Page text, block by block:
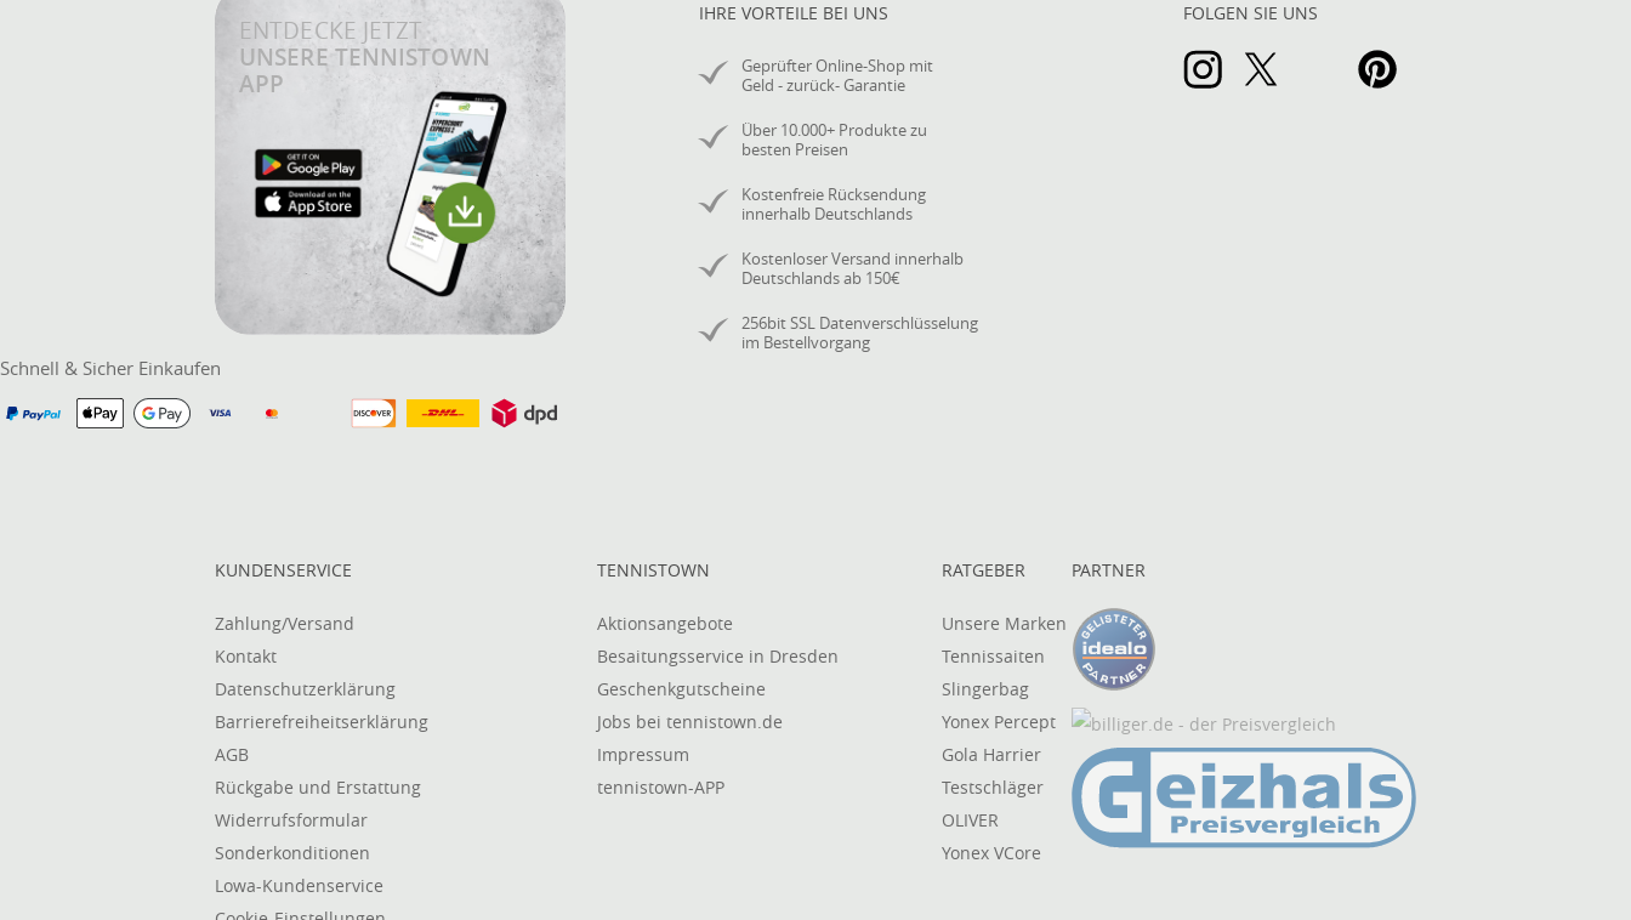
ENTDECKE JETZT
UNSERE TENNISTOWN
APP
IHRE VORTEILE BEI UNS
Geprüfter Online-Shop mit
Geld - zurück- Garantie
Über 10.000+ Produkte zu
besten Preisen
Kostenfreie Rücksendung
innerhalb Deutschlands
Kostenloser Versand innerhalb
Deutschlands ab 150€
256bit SSL Datenverschlüsselung
im Bestellvorgang
FOLGEN SIE UNS
Schnell & Sicher Einkaufen
KUNDENSERVICE
Zahlung/Versand
Kontakt
Datenschutzerklärung
Barrierefreiheitserklärung
AGB
Rückgabe und Erstattung
Widerrufsformular
Sonderkonditionen
Lowa-Kundenservice
TENNISTOWN
Aktionsangebote
Besaitungsservice in Dresden
Geschenkgutscheine
Jobs bei tennistown.de
Impressum
tennistown-APP
RATGEBER
Unsere Marken
Tennissaiten
Slingerbag
Yonex Percept
Gola Harrier
Testschläger
OLIVER
Yonex VCore
PARTNER